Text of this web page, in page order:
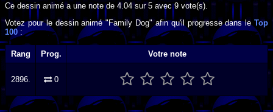
Ce dessin animé a une note de 4.04sur5 avec9 vote(s).
Votez pour le dessin animé "Family Dog" afin qu'il progresse dans le Top
100 :
Rang Prog. Votre note
2896. 0